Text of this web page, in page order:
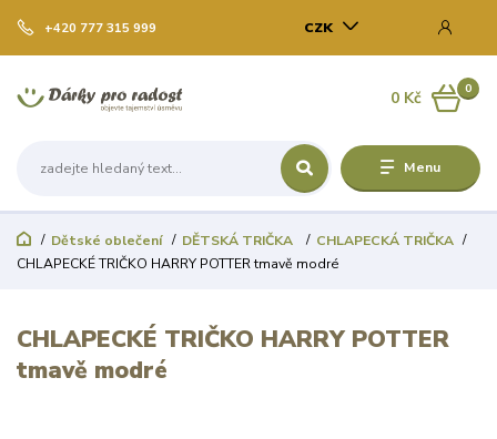
Menu
CZK
+420 777 315 999
0
0 Kč
Dětské oblečení DĚTSKÁ TRIČKA
CHLAPECKÁ TRIČKA
CHLAPECKÉ TRIČKO HARRY POTTER tmavě modré
CHLAPECKÉ TRIČKO HARRY POTTER
tmavě modré